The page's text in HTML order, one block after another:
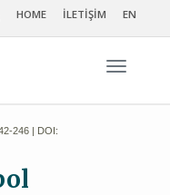
HOME İLETİŞİM EN
246 | DOI: